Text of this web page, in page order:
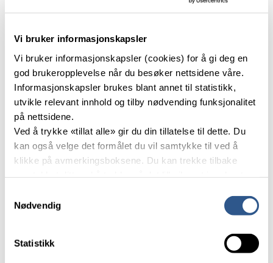
Vi bruker informasjonskapsler
Vi bruker informasjonskapsler (cookies) for å gi deg en
god brukeropplevelse når du besøker nettsidene våre.
Informasjonskapsler brukes blant annet til statistikk,
utvikle relevant innhold og tilby nødvending funksjonalitet
på nettsidene.
Ved å trykke «tillat alle» gir du din tillatelse til dette. Du
kan også velge det formålet du vil samtykke til ved å
klikke på avmerkingsboksene. Du kan trekke tilbake
Nødvendig
Statistikk
til fots og med kollektivt i
I Oslo/Akershus er andelen reiser til fots på 30
prosent, som er høyest av alle byområdene. Tett på
følger Trondheimsregion med 27 prosent og
Tromsø med 26 prosent. Andelen gående har vært
ganske stabil over tid.
I Oslo/Akershus er også andelen kollektivreiser
byvekstavtale i 2023. Nedre Glomma har den laveste
andelen med 6 prosent.
Mest fornøyd med